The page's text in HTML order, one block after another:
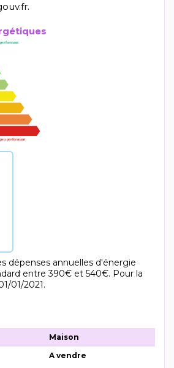
dépenses annuelles d'énergie
entre 390€ et 540€. Pour la
01/2021.
Maison
A vendre